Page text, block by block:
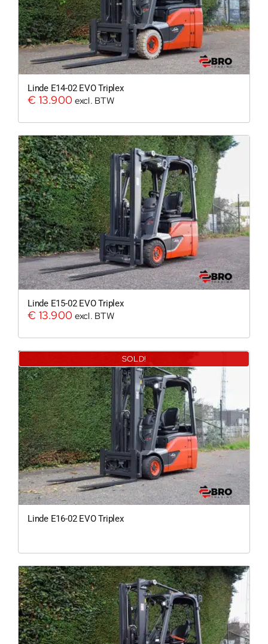
Linde E14-02 EVO Triplex
€ 13.900 excl. BTW
Linde E15-02 EVO Triplex
€ 13.900 excl. BTW
SOLD!
Linde E16-02 EVO Triplex
200Kg =